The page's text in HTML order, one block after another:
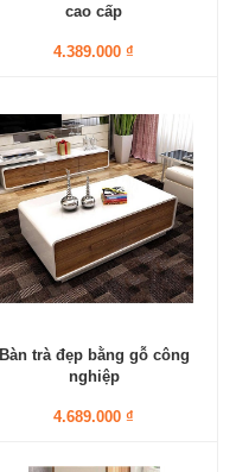
cao cấp
4.389.000 ₫
Bàn trà đẹp bằng gỗ công
nghiệp
4.689.000 ₫